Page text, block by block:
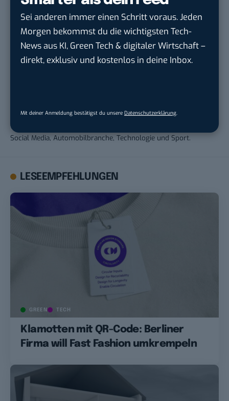
Sei anderen immer einen Schritt voraus. Jeden
Morgen bekommst du die wichtigsten Tech-
News aus KI, Green Tech & digitaler Wirtschaft –
direkt, exklusiv und kostenlos in deine Inbox.
Mit deiner Anmeldung bestätigst du unsere Datenschutzerklärung
Andrea Keller
Journalismus und Unternehmenskommunikation fortgeführt
wurde. Privat sowie beruflich fokussiert sie sich auf die Themen
Social Media, Automobilbranche, Technologie und Sport.
LESEEMPFEHLUNGEN
GREEN TECH
Klamotten mit QR-Code: Berliner
Firma will Fast Fashion umkrempeln